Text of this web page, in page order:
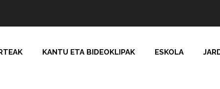
KANTU ETA BIDEOKLIPAK ESKOLA